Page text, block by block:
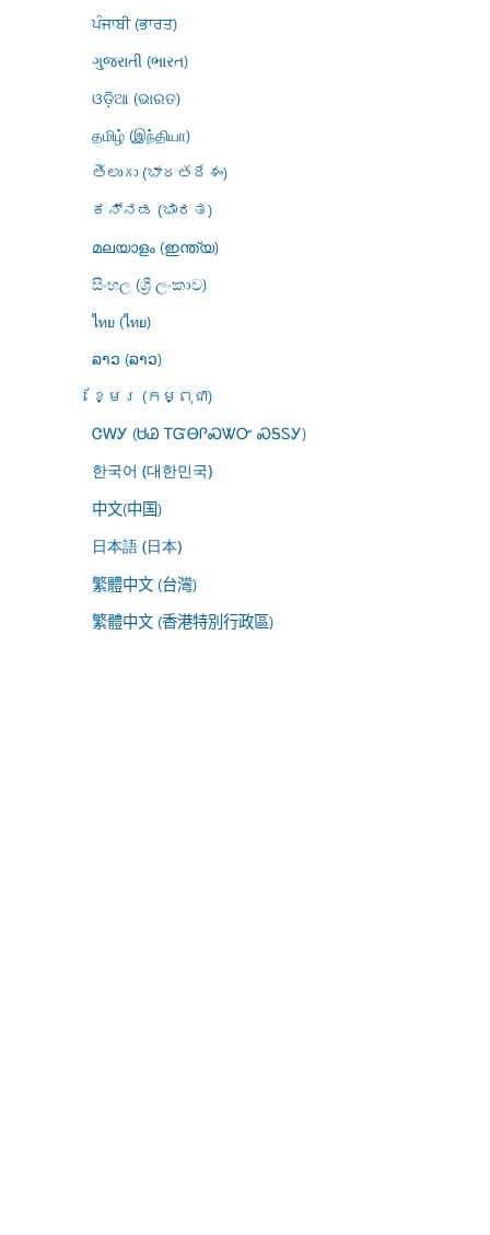
ਪੰਜਾਬੀ (ਭਾਰਤ)
ગુજરાતી (ભારત)
ଓଡ଼ିଆ (ଭାରତ)
தமிழ் (இந்தியா)
తెలుగు (భారతదేశం)
ಕನ್ನಡ (ಭಾರತ)
മലയാളം (ഇന്ത്യ)
සිංහල (ශ්‍රී ලංකාව)
ไทย (ไทย)
ລາວ (ລາວ)
ខ្មែរ (កម្ពុជា)
ᏣᎳᎩ (ᏌᏊ ᎢᏳᎾᎵᏍᏔᏅ ᏍᎦᏚᎩ)
한국어 (대한민국)
中文(中国)
日本語 (日本)
繁體中文 (台灣)
繁體中文 (香港特別行政區)